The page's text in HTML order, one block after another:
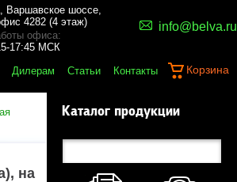
, Варшавское шоссе,
4282 (4 этаж)
офиса:
17:45 МСК
info@belva.ru
Дилерам Статьи Контакты Корзина
на
Каталог продукции